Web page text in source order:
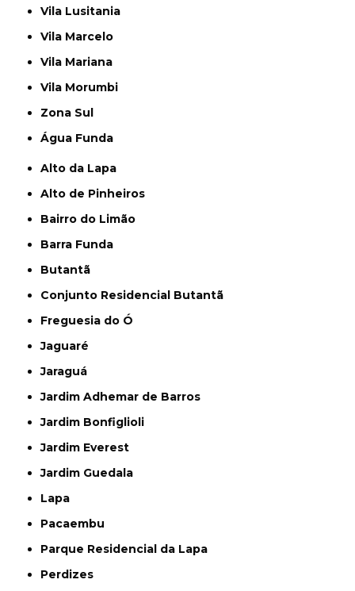
Vila Lusitania
Vila Marcelo
Vila Mariana
Vila Morumbi
Zona Sul
Água Funda
Alto da Lapa
Alto de Pinheiros
Bairro do Limão
Barra Funda
Butantã
Conjunto Residencial Butantã
Freguesia do Ó
Jaguaré
Jaraguá
Jardim Adhemar de Barros
Jardim Bonfiglioli
Jardim Everest
Jardim Guedala
Lapa
Pacaembu
Parque Residencial da Lapa
Perdizes